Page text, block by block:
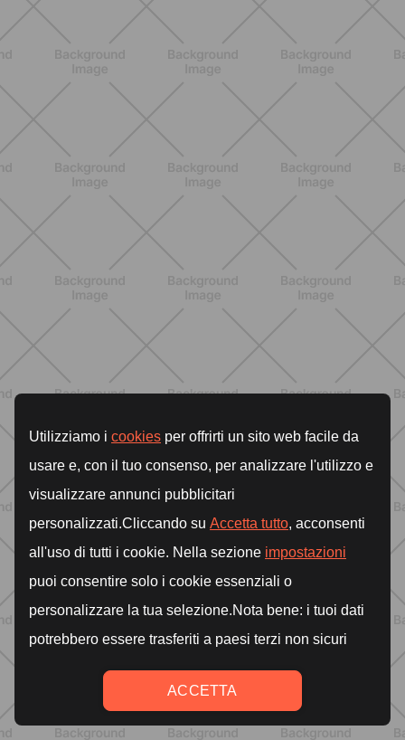
antiinflamatorios e hidratación para
días calurosos
DESCUBRE MÁS